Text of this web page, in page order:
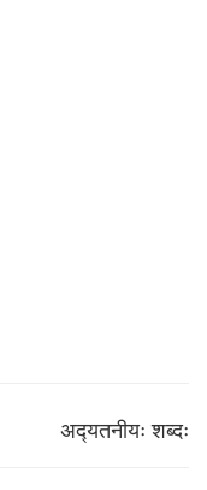
अद्‍यतनीयः शब्‍दः